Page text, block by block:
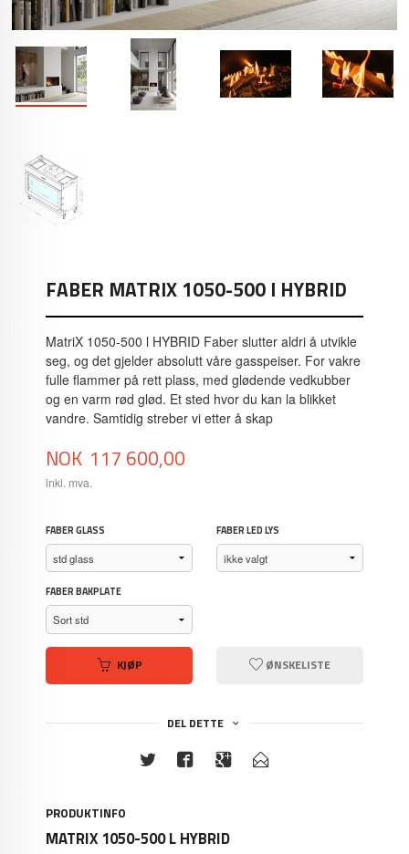
FABER MATRIX 1050-500 I HYBRID
MatriX 1050-500 l HYBRID Faber slutter aldri å utvikle
seg, og det gjelder absolutt våre gasspeiser. For vakre
fulle flammer på rett plass, med glødende vedkubber
og en varm rød glød. Et sted hvor du kan la blikket
vandre. Samtidig streber vi etter å skap
Pris
NOK 117 600,00
inkl. mva.
FABER GLASS FABER LED LYS
FABER BAKPLATE
KJØP ØNSKELISTE
DEL DETTE
PRODUKTINFO
MATRIX 1050-500 L HYBRID